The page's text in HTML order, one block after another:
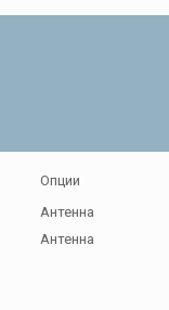
Опции
Антенна
Антенна